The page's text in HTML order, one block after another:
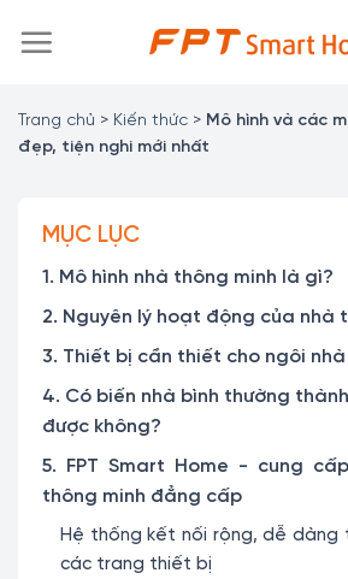
đến
Trang chủ > Kiến thức > Mô hình và các
đẹp, tiện nghi mới nhất
MỤC LỤC
1. Mô hình nhà thông minh là gì?
2. Nguyên lý hoạt động của nhà
3. Thiết bị cần thiết cho ngôi
4. Có biến nhà bình thường
được không?
5. FPT Smart Home - cung
thông minh đẳng cấp
Hệ thống kết nối rộng, dễ dàng
các trang thiết bị